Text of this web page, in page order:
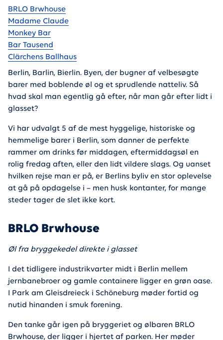
Gå til
BRLO Brwhouse
Madame Claude
Monkey Bar
Bar Tausend
Clärchens Ballhaus
Berlin, Barlin, Bierlin. Byen, der bugner af velbesøgte
barer med boblende øl og et sprudlende natteliv. Så
hvad skal man egentlig gå efter, når man går efter lidt i
glasset?
Vi har udvalgt 5 af de mest hyggelige, historiske og
hemmelige barer i Berlin, som danner de perfekte
rammer om drinks før middagen, eftermiddagsøl en
rolig fredag aften, eller den lidt vildere slags. Og uanset
hvilken rejse man er på, er Berlins byliv en stor oplevelse
at gå på opdagelse i – men husk kontanter, for mange
steder tager de slet ikke kort.
BRLO Brwhouse
Øl fra bryggekedel direkte i glasset
I det tidligere industrikvarter midt i Berlin mellem
jernbanebroer og gamle containere ligger en grøn oase.
I Park am Gleisdreieck i Schöneburg møder fortid og
nutid hinanden i smuk forening.
Den tanke går igen på bryggeriet og ølbaren BRLO
Brwhouse, der ligger i hjertet af parken. Her møder